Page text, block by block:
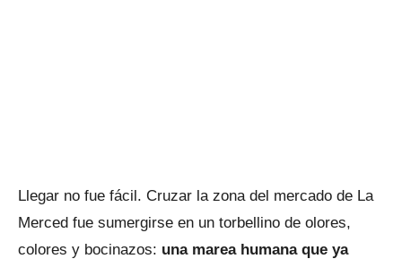
Llegar no fue fácil. Cruzar la zona del mercado de La
Merced fue sumergirse en un torbellino de olores,
colores y bocinazos: una marea humana que ya